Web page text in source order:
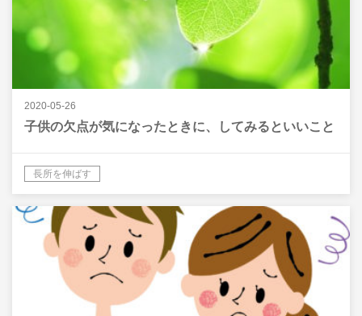
2020-05-26
子供の欠点が気になったときに、してみるといいこと
長所を伸ばす